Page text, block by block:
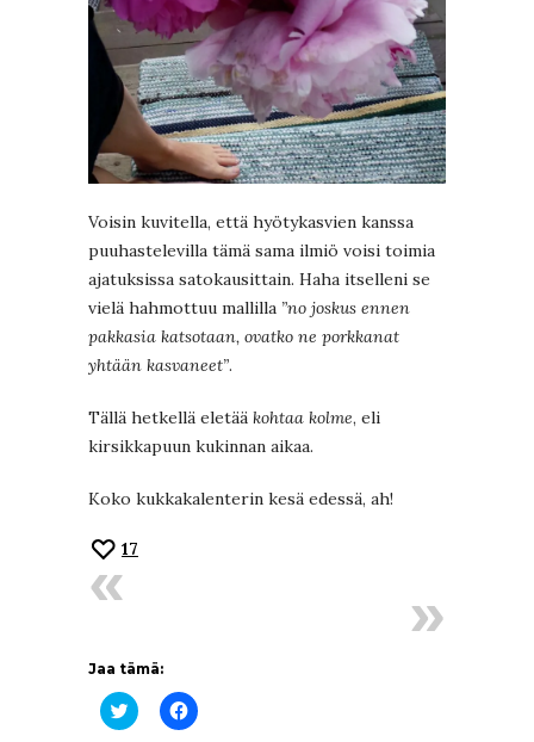
Voisin kuvitella, että hyötykasvien kanssa
puuhastelevilla tämä sama ilmiö voisi toimia
ajatuksissa satokausittain. Haha itselleni se
vielä hahmottuu mallilla ”no joskus ennen
pakkasia katsotaan, ovatko ne porkkanat
yhtään kasvaneet”.
Tällä hetkellä eletää kohtaa kolme, eli
kirsikkapuun kukinnan aikaa.
Koko kukkakalenterin kesä edessä, ah!
17
Jaa tämä:
Jaa
Twitterissä(Avautuu
Jaa
Facebookissa(Avautuu